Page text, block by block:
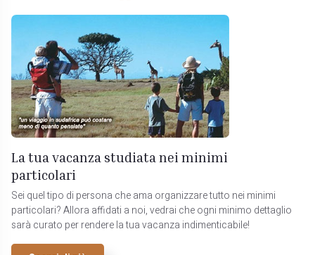
La tua vacanza studiata nei minimi
particolari
Sei quel tipo di persona che ama organizzare tutto nei minimi
particolari? Allora affidati a noi, vedrai che ogni minimo dettaglio
sarà curato per rendere la tua vacanza indimenticabile!